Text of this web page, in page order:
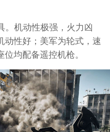
。机动性极强，火力凶
动性好；美军为轮式，速
均配备遥控机枪。